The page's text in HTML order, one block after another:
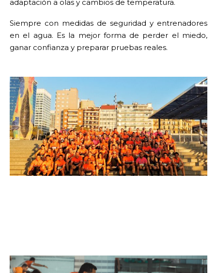
adaptación a olas y cambios de temperatura.
Siempre con medidas de seguridad y entrenadores
en el agua. Es la mejor forma de perder el miedo,
ganar confianza y preparar pruebas reales.